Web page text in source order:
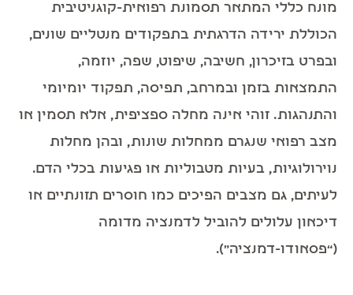
מונח כללי המתאר תסמונת רפואית-קוגניטיבית
הכוללת ירידה הדרגתית בתפקודים מנטליים שונים,
ובפרט בזיכרון, חשיבה, שיפוט, שפה, יוזמה,
התמצאות בזמן ובמרחב, תפיסה, תפקוד יומיומי
והתנהגות. זוהי אינה מחלה ספציפית, אלא תסמין או
מצב רפואי שנגרם ממחלות שונות, ובהן מחלות
נוירולוגיות, בעיות מטבוליות או פגיעות בכלי הדם.
לעיתים, גם מצבים הפיכים כמו חוסרים תזונתיים או
דיכאון עלולים להוביל לדמנציה מדומה
(“פסאודו-דמנציה”).